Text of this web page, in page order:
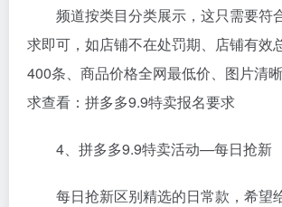
频道按类目分类展示，这只需要符
求即可，如店铺不在处罚期、店铺有效
400条、商品价格全网最低价、图片清
求查看：拼多多9.9特卖报名要求
4、拼多多9.9特卖活动—每日抢新
每日抢新区别精选的日常款，希望